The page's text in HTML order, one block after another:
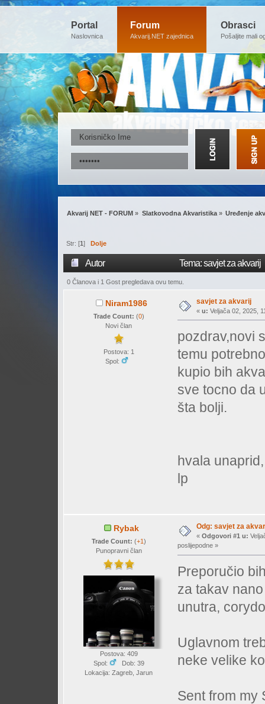
Portal
Naslovnica
Forum
Akvarij.NET zajednica
Obrasci
Pošaljite mali
Akvarij NET - FORUM » Slatkovodna Akvaristika» Uređenje
Str: [1] Dolje
Autor Tema: savjet za
0 Članova i 1 Gost pregledava ovu temu.
Niram1986
Trade Count: (0)
Novi član
Postova: 1
Spol:
savjet za akvarij
« u: Veljača 02, 2025,
pozdrav,novi
temu
kupio bih
sve tocno da
šta bolji.
hvala unaprid,
lp
Rybak
Trade Count: (+1)
Punopravni član
Postova: 409
Spol:
Dob: 39
Lokacija: Zagreb, Jarun
Odg: savjet za
« Odgovori #1 u:
poslijepodne »
Preporučio
za takav
unutra,
Uglavnom
neke velike
Sent from my